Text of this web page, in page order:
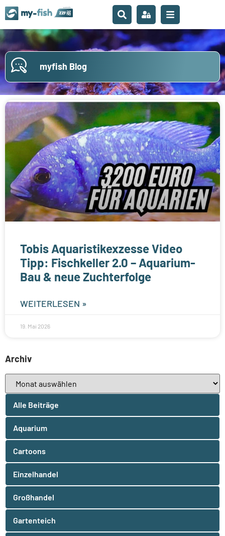
myfish Blog
Tobis Aquaristikexzesse Video
Tipp: Fischkeller 2.0 – Aquarium-
Bau & neue Zuchterfolge
WEITERLESEN »
19. Mai 2026
Archiv
Alle Beiträge
Aquarium
Cartoons
Einzelhandel
Großhandel
Gartenteich